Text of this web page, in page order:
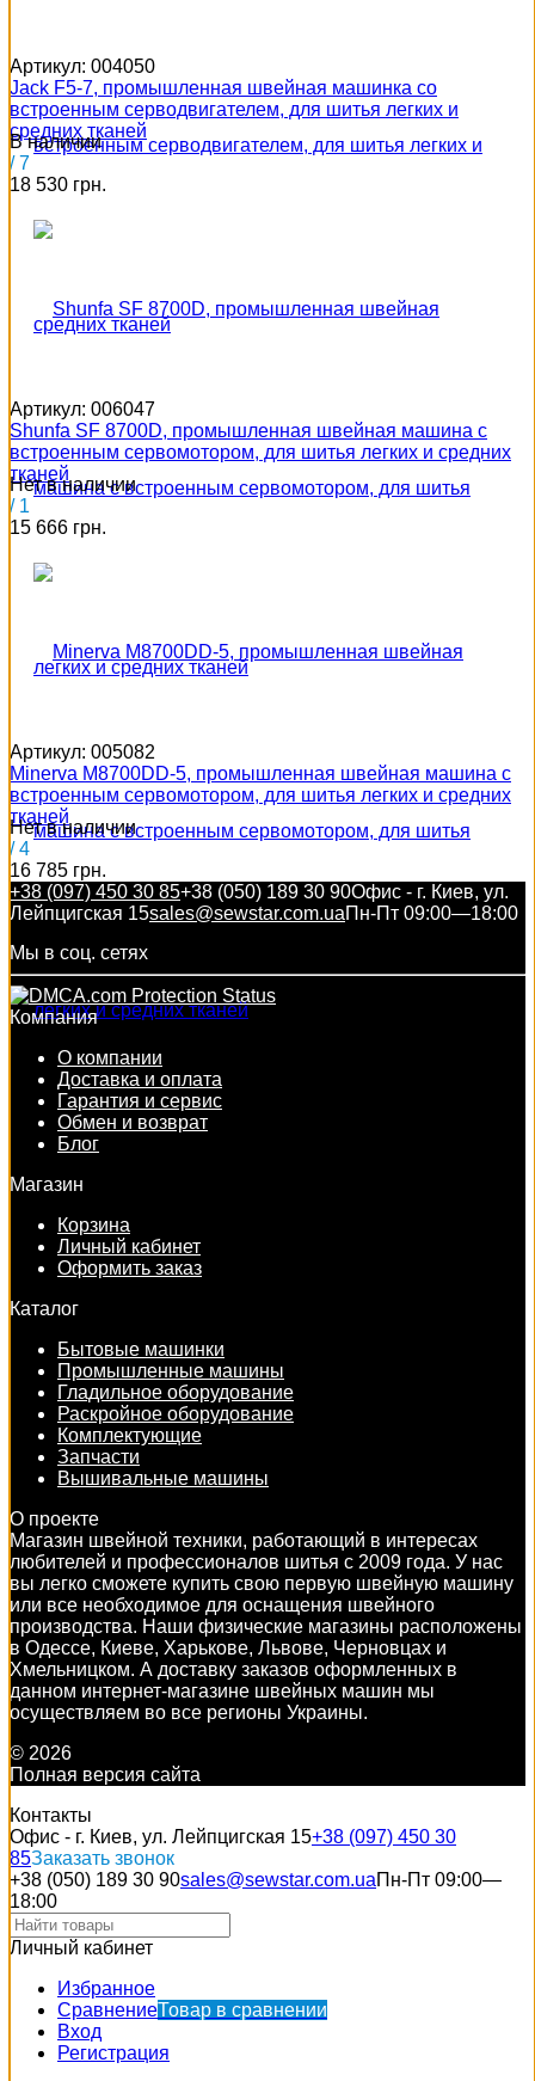
Артикул: 004050
Jack F5-7, промышленная швейная машинка со
встроенным серводвигателем, для шитья легких и
средних тканей
В наличии
/ 7
18 530 грн.
Артикул: 006047
Shunfa SF 8700D, промышленная швейная машина с
встроенным сервомотором, для шитья легких и средних
тканей
Нет в наличии
/ 1
15 666 грн.
Артикул: 005082
Minerva M8700DD-5, промышленная швейная машина с
встроенным сервомотором, для шитья легких и средних
тканей
Нет в наличии
/ 4
16 785 грн.
+38 (097) 450 30 85+38 (050) 189 30 90Офис - г. Киев, ул.
Лейпцигская 15sales@sewstar.com.uaПн-Пт 09:00—18:00
Мы в соц. сетях
Компания
О компании
Доставка и оплата
Гарантия и сервис
Обмен и возврат
Блог
Магазин
Корзина
Личный кабинет
Оформить заказ
Каталог
Бытовые машинки
Промышленные машины
Гладильное оборудование
Раскройное оборудование
Комплектующие
Запчасти
Вышивальные машины
О проекте
Магазин швейной техники, работающий в интересах
любителей и профессионалов шитья с 2009 года. У нас
вы легко сможете купить свою первую швейную машину
или все необходимое для оснащения швейного
производства. Наши физические магазины расположены
в Одессе, Киеве, Харькове, Львове, Черновцах и
Хмельницком. А доставку заказов оформленных в
данном интернет-магазине швейных машин мы
осуществляем во все регионы Украины.
© 2026
Полная версия сайта
Контакты
Офис - г. Киев, ул. Лейпцигская 15+38 (097) 450 30
85Заказать звонок
+38 (050) 189 30 90sales@sewstar.com.uaПн-Пт 09:00—
18:00
Личный кабинет
Избранное
СравнениеТовар в сравнении
Вход
Регистрация